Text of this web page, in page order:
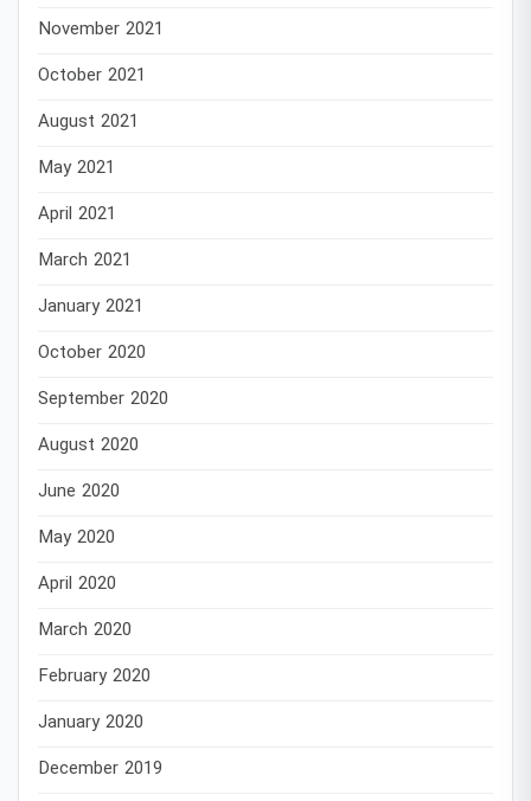
November 2021
October 2021
August 2021
May 2021
April 2021
March 2021
January 2021
October 2020
September 2020
August 2020
June 2020
May 2020
April 2020
March 2020
February 2020
January 2020
December 2019